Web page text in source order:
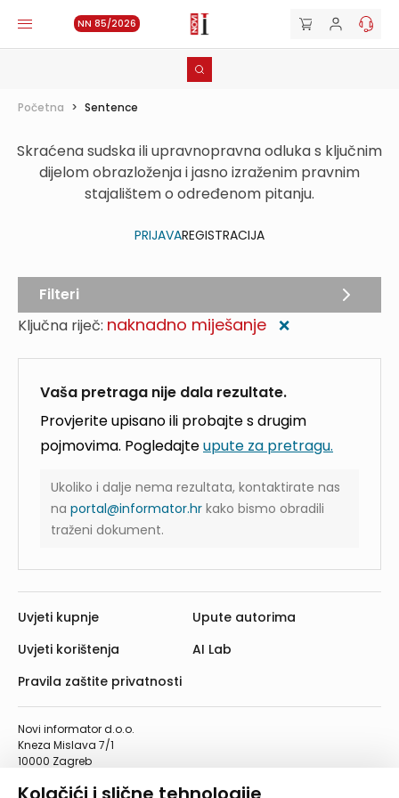
NN 85/2026
Početna > Sentence
Skraćena sudska ili upravnopravna odluka s ključnim
dijelom obrazloženja i jasno izraženim pravnim
stajalištem o određenom pitanju.
PRIJAVAREGISTRACIJA
Ključna riječ: naknadno miješanje ❌
Vaša pretraga nije dala rezultate.
Provjerite upisano ili probajte s drugim
pojmovima. Pogledajteupute za pretragu.
Ukoliko i dalje nema rezultata, kontaktirate nas
na portal@informator.hr kako bismo obradili
traženi dokument.
Filteri
Novi informator d.o.o.
Kneza Mislava 7/1
10000 Zagreb
Telefaks: 01/4612-553
Uvjeti kupnje
Uvjeti korištenja
Pravila zaštite privatnosti
Upute autorima
AI Lab